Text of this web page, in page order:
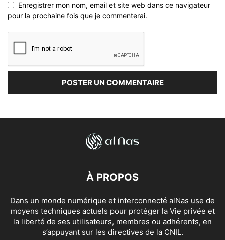
Enregistrer mon nom, email et site web dans ce navigateur
pour la prochaine fois que je commenterai.
À PROPOS
Dans un monde numérique et interconnecté alNas use de
moyens techniques actuels pour protéger la Vie privée et
la liberté de ses utilisateurs, membres ou adhérents, en
s’appuyant sur les directives de la CNIL.